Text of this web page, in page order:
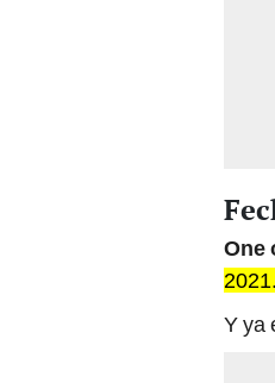
One
2021.
Y ya